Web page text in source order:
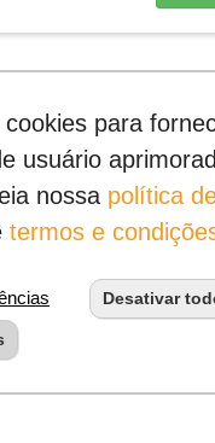
para
usuário
nossa política
termos e
Desativar